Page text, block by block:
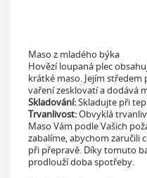
Maso z mladého býka
Hovězí loupaná plec
krátké maso. Jejím
vaření zesklovatí a dodává
Skladování:Skladujte při
Trvanlivost:Obvyklá
Maso Vám podle Vašich
zabalíme, abychom zaručili
při přepravě. Díky tomuto
prodlouží doba spotřeby.